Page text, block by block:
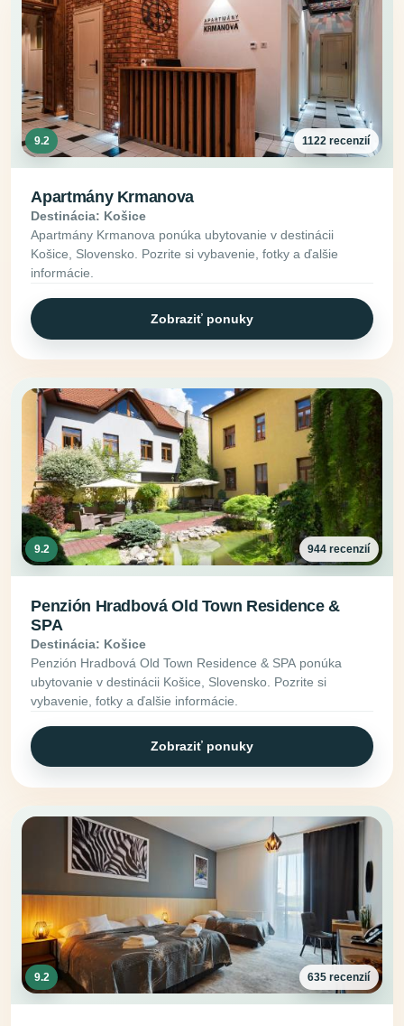
9.2 1122 recenzií
Apartmány Krmanova
Destinácia: Košice
Apartmány Krmanova ponúka ubytovanie v destinácii
Košice, Slovensko. Pozrite si vybavenie, fotky a ďalšie
informácie.
Zobraziť ponuky
9.2 944 recenzií
Penzión Hradbová Old Town Residence &
SPA
Destinácia: Košice
Penzión Hradbová Old Town Residence & SPA ponúka
ubytovanie v destinácii Košice, Slovensko. Pozrite si
vybavenie, fotky a ďalšie informácie.
Zobraziť ponuky
9.2 635 recenzií